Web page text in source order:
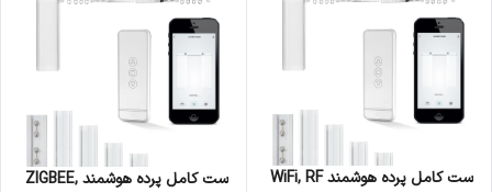
ست کامل پرده هوشمند WiFi, RF
ست کامل پرده هوشمند ZIGBEE,